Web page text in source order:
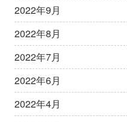
2022年9月
2022年8月
2022年7月
2022年6月
2022年4月